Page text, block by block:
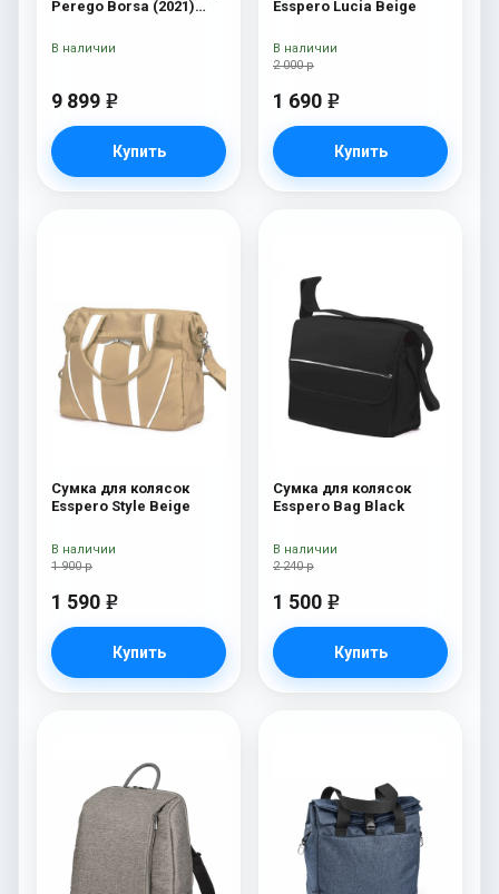
Perego Borsa (2021)
9 899 e
Купить
В наличии
Esspero Lucia Beige
2 000 р
1 690 e
Купить
В наличии
Сумка для колясок
Esspero Style Beige
1 900 р
1 590 e
Купить
В наличии
Сумка для колясок
Esspero Bag Black
2 240 р
1 500 e
Купить
В наличии